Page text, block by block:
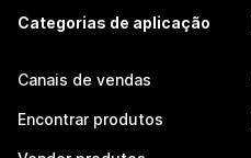
Categorias de aplicação
Canais de vendas
Encontrar produtos